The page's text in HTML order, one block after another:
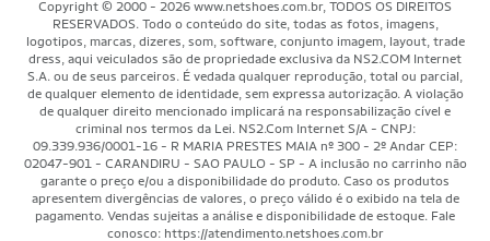
Programa de Integridade
Blog
Black Friday Magalu
Black Friday Netshoes
Lojas Físicas
Basquete
Motorsport
Saúde Bem-Estar
Aventura
Mundo das Raquetes
Minha Conta
Meus Pedidos
Pagamentos
Cancelamentos
Segurança & Privacidade
Como Comprar
Copyright © 2000 - 2026 www.netshoes.com.br, TODOS OS DIREITOS
RESERVADOS. Todo o conteúdo do site, todas as fotos, imagens,
logotipos, marcas, dizeres, som, software, conjunto imagem, layout, trade
dress, aqui veiculados são de propriedade exclusiva da NS2.COM Internet
S.A. ou de seus parceiros. É vedada qualquer reprodução, total ou parcial,
de qualquer elemento de identidade, sem expressa autorização. A violação
de qualquer direito mencionado implicará na responsabilização cível e
criminal nos termos da Lei. NS2.Com Internet S/A - CNPJ:
09.339.936/0001-16 - R MARIA PRESTES MAIA nº 300 - 2º Andar CEP:
02047-901 - CARANDIRU - SAO PAULO - SP - A inclusão no carrinho não
garante o preço e/ou a disponibilidade do produto. Caso os produtos
apresentem divergências de valores, o preço válido é o exibido na tela de
pagamento. Vendas sujeitas a análise e disponibilidade de estoque. Fale
conosco: https://atendimento.netshoes.com.br